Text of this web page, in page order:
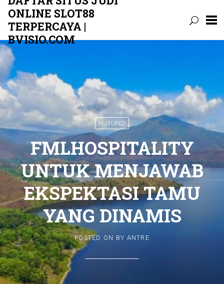
Skip
content
ONLINE SLOT88
TERPERCAYA |
BVISIO.COM
FEATURED
FMLHOSPITALITY
UNTUK MENJAWAB
EKSPEKTASI TAMU
YANG DINAMIS
POSTED ON BY ANTRE